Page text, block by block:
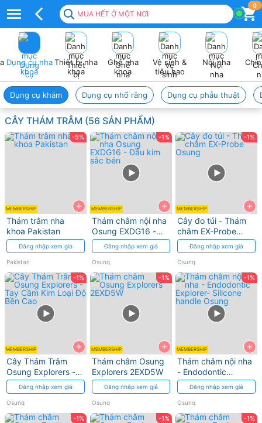
MUA HẾT Ở MỘT NƠI
0
Cây
thám
trâm
–
Kiểm
tra
bề
mặt
và
phát
hiện
sâu
răng
Dụng cụ nha
khoa
Thiết bị nha
khoa
Ghế nha
khoa
Vệ sinh &
tiêu hao
Nội nha
Dụng cụ khám Dụng cụ nhổ răng Dụng cụ phẫu thuật
CÂY THÁM TRÂM (56 SẢN PHẨM)
-5%
+
MEMBERSHIP
Thám trâm nha
khoa Pakistan
Đăng nhập xem giá
Pakistan
-1%
+
MEMBERSHIP
Thám châm nội nha
Osung EXDG16 -
Đầu kim sắc bén
Đăng nhập xem giá
Osung
-1%
+
MEMBERSHIP
Cây đo túi - Thám
châm EX-Probe
OsungĐăng nhập xem giá
Osung
-1%
+
MEMBERSHIP
Cây Thám Trâm
Osung Explorers -
Tay Cầm Kim Loại
Độ Bền Cao
Đăng nhập xem giá
Osung
-1%
+
MEMBERSHIP
Thám châm Osung
Explorers 2EXD5W
Đăng nhập xem giá
Osung
-1%
+
MEMBERSHIP
Thám châm nội nha
- Endodontic
Explorer- Silicone
handle Osung
Đăng nhập xem giá
Osung
-1% -1% -1%